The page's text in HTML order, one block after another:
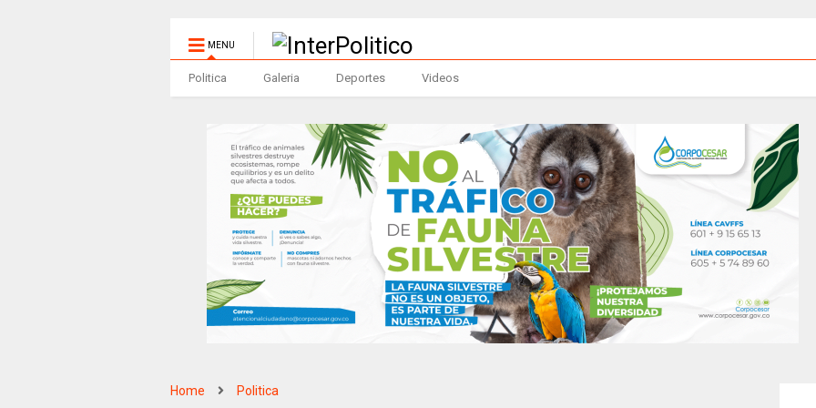
MENU
Politica Galeria Deportes Videos
Home Politica